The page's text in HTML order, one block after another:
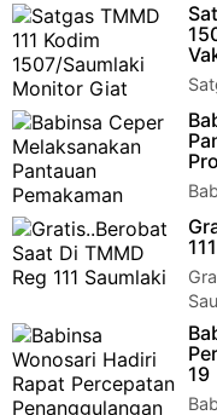
- Dalam rangka
Kesehatan Klaten -
kesehatan wajib ada
19